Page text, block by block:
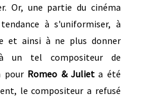
Or, une partie du cinéma
à s'uniformiser, à
et ainsi à ne plus donner
un tel compositeur de
pour Romeo & Juliet a été
le compositeur a refusé